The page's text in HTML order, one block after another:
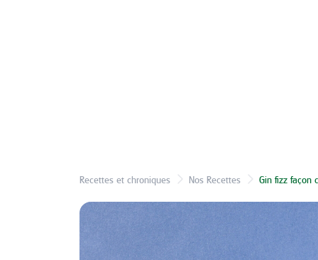
Recettes et chroniques Nos Recettes Gin fizz façon